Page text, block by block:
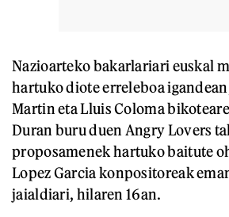
Nazioarteko bakarlariari euskal
hartuko diote erreleboa
Martin eta Lluis Coloma
Duran buru duen Angry Lovers
proposamenek hartuko baitute
Lopez Garcia konpositoreak
jaialdiari, hilaren 16an.